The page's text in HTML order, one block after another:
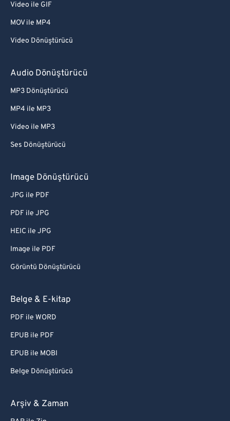
Video ile GIF
MOV ile MP4
Video Dönüştürücü
Audio Dönüştürücü
MP3 Dönüştürücü
MP4 ile MP3
Video ile MP3
Ses Dönüştürücü
Image Dönüştürücü
JPG ile PDF
PDF ile JPG
HEIC ile JPG
Image ile PDF
Görüntü Dönüştürücü
Belge & E-kitap
PDF ile WORD
EPUB ile PDF
EPUB ile MOBI
Belge Dönüştürücü
Arşiv & Zaman